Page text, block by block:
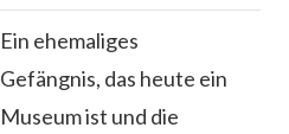
Ein ehemaliges
Gefängnis, das heute ein
Museum ist und die